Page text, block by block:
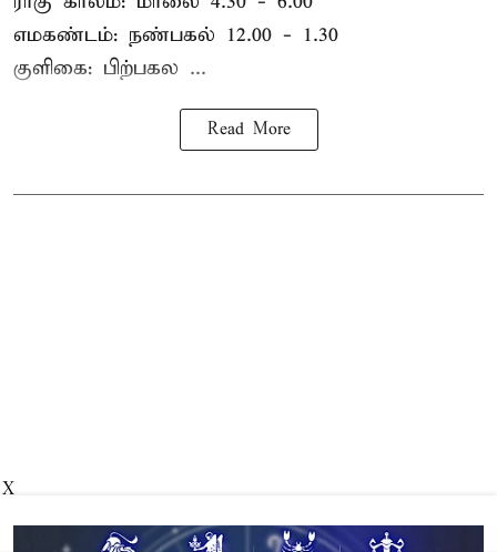
எமகண்டம்: நண்பகல் 12.00 - 1.30
குளிகை: பிற்பகல ...
Read More
X